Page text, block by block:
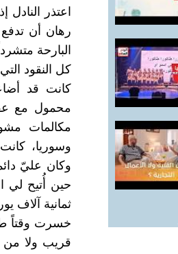
اعتذر
رهان أن
البارحة
كل النقود
كانت قد
محمول مع
مكالمات
وسوريا،
وكان عليّ
حين أُتيح لي
ثمانية آلاف
خسرت وقتاً
قريب ولا من